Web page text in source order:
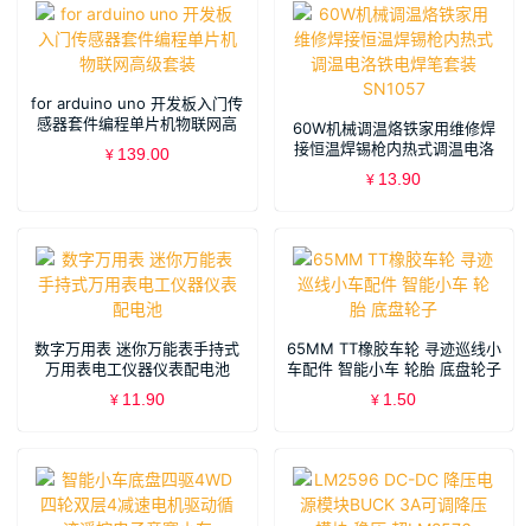
for arduino uno 开发板入门传
感器套件编程单片机物联网高
级套装
¥ 139.00
60W机械调温烙铁家用维修焊
接恒温焊锡枪内热式调温电洛
铁电焊笔套装 SN1057
¥ 13.90
数字万用表 迷你万能表手持式
万用表电工仪器仪表配电池
¥ 11.90
65MM TT橡胶车轮 寻迹巡线小
车配件 智能小车 轮胎 底盘轮子
¥ 1.50